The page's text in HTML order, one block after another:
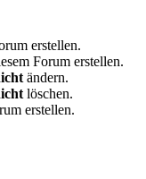
erstellen.
Forum erstellen.
ändern.
löschen.
erstellen.